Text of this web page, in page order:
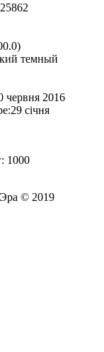
темный
червня 2016
29 січня
1000
© 2019